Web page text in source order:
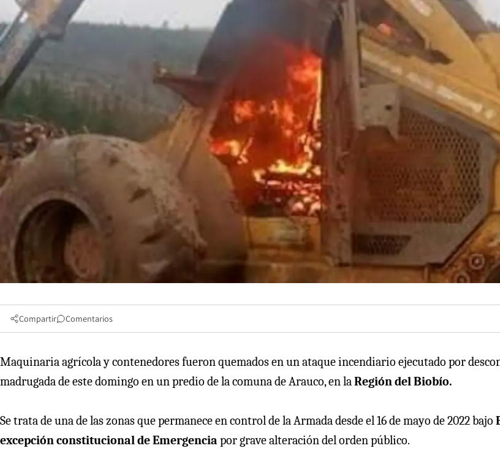
Compartir Comentarios
Maquinaria agrícola y contenedores fueron quemados en un ataque incendiario ejecutado por
madrugada de este domingo en un predio de la comuna de Arauco, en laRegión del Biobío.
Se trata de una de las zonas que permanece en control de la Armada desde el 16 de mayo de 2022 bajo
excepción constitucional de Emergencia por grave alteración del orden público.